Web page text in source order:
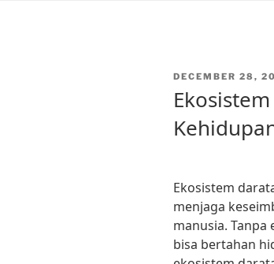
POSTED
DECEMBER 28,
Ekosistem
menjaga
manusia.
bisa bertahan